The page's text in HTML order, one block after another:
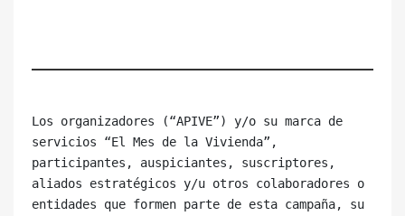
Los organizadores (“APIVE”) y/o su marca de
servicios “El Mes de la Vivienda”,
participantes, auspiciantes, suscriptores,
aliados estratégicos y/u otros colaboradores o
entidades que formen parte de esta campaña, su